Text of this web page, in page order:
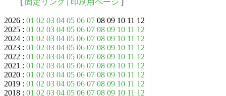
2026 : 01 02 03 04 05 06 07 08 09 10 11 12
2025 : 01 02 03 04 05 06 07 08 09 10 11 12
2024 : 01 02 03 04 05 06 07 08 09 10 11 12
2023 : 01 02 03 04 05 06 07 08 09 10 11 12
2022 : 01 02 03 04 05 06 07 08 09 10 11 12
2021 : 01 02 03 04 05 06 07 08 09 10 11 12
2020 : 01 02 03 04 05 06 07 08 09 10 11 12
2019 : 01 02 03 04 05 06 07 08 09 10 11 12
2018 : 01 02 03 04 05 06 07 08 09 10 11 12